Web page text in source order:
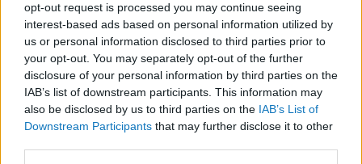
opt-out request is processed you may continue seeing
interest-based ads based on personal information utilized by
us or personal information disclosed to third parties prior to
your opt-out. You may separately opt-out of the further
disclosure of your personal information by third parties on the
IAB’s list of downstream participants. This information may
also be disclosed by us to third parties on the IAB’s List of
Downstream Participants that may further disclose it to other